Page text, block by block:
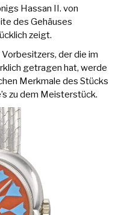
Hassan II. von
des Gehäuses
zeigt.
der die im
getragen hat, werde
Merkmale des Stücks
zu dem Meisterstück.